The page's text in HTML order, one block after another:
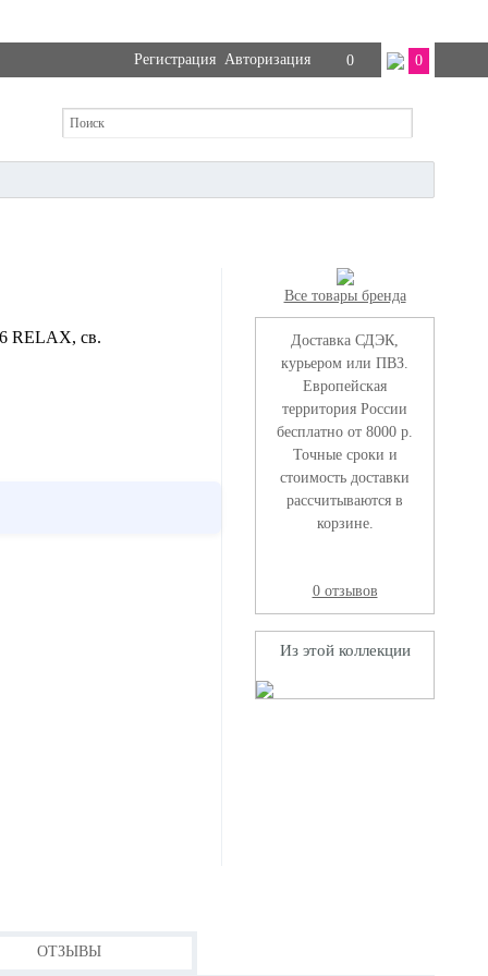
Регистрация Авторизация 0 0
RELAX, св.
Все товары бренда
Доставка СДЭК,
курьером или ПВЗ.
Европейская
территория России
бесплатно от 8000 р.
Точные сроки и
стоимость доставки
рассчитываются в
корзине.
0 отзывов
Из этой коллекции
ОТЗЫВЫ